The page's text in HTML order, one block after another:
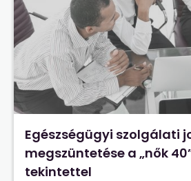
Egészségügyi szolgálati
megszüntetése a „nők
tekintettel